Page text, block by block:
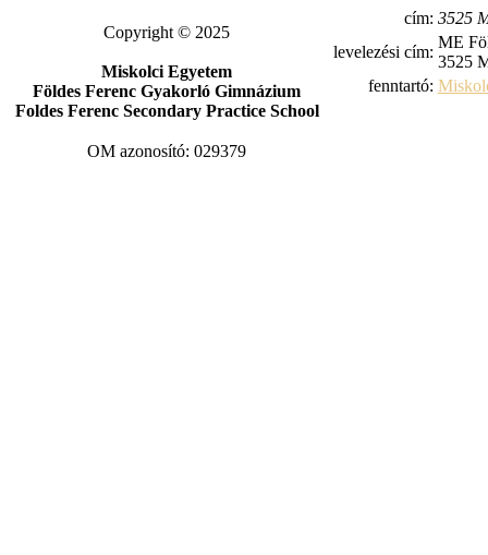
Copyright © 2025
Miskolci Egyetem
Földes Ferenc Gyakorló Gimnázium
Foldes Ferenc Secondary Practice School
OM azonosító: 029379
cím: 3525
levelezési cím:
ME
3525
fenntartó: